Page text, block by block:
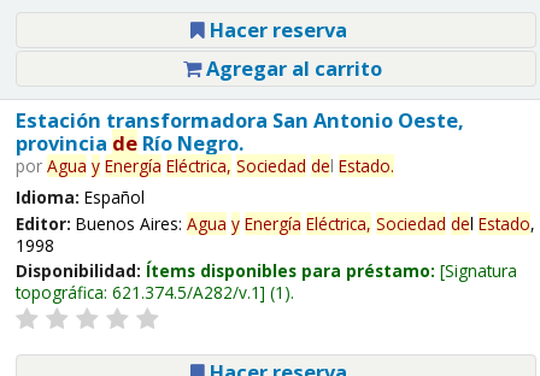
Hacer reserva
Agregar al carrito
Estación transformadora San Antonio Oeste,
provincia deRío Negro.
por Agua y Energía Eléctrica, Sociedad del Estado.
Idioma: Español
Editor: Buenos Aires: Agua y Energía Eléctrica, Sociedad del Estado,
1998
Disponibilidad: Ítems disponibles para préstamo: Signatura
topográfica: 621.374.5/A282/v.1 (1).